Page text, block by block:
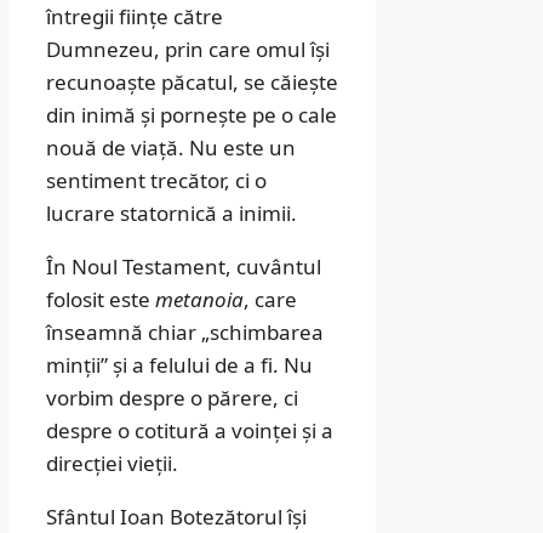
întregii ființe către
Dumnezeu, prin care omul își
recunoaște păcatul, se căiește
din inimă și pornește pe o cale
nouă de viață. Nu este un
sentiment trecător, ci o
lucrare statornică a inimii.
În Noul Testament, cuvântul
folosit este metanoia, care
înseamnă chiar „schimbarea
minții” și a felului de a fi. Nu
vorbim despre o părere, ci
despre o cotitură a voinței și a
direcției vieții.
Sfântul Ioan Botezătorul își